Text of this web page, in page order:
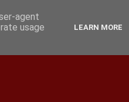
agent
usage
LEARN MORE